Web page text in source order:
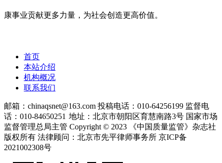
康事业贡献更多力量，为社会创造更高价值。
首页
本站介绍
机构概况
联系我们
邮箱：chinaqsnet@163.com 投稿电话：010-64256199 监督电
话：010-84650251 地址：北京市朝阳区育慧南路3号 国家市场
监督管理总局主管 Copyright © 2023 《中国质量监管》杂志社
版权所有 法律顾问：北京市先平律师事务所 京ICP备
2021002308号